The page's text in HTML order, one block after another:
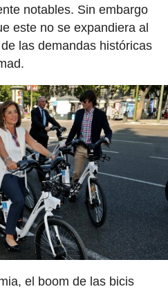
notables. Sin embargo
este no se expandiera al
las demandas históricas
el boom de las bicis